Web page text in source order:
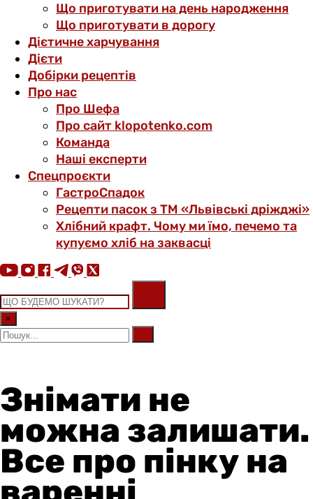
Що приготувати на день народження
Що приготувати в дорогу
Дієтичне харчування
Дієти
Добірки рецептів
Про нас
Про Шефа
Про сайт klopotenko.com
Команда
Наші експерти
Спецпроєкти
ГастроСпадок
Рецепти пасок з ТМ «Львівські дріжджі»
Хлібний крафт. Чому ми їмо, печемо та
купуємо хліб на заквасці
×
Знімати не
можна залишати.
Все про пінку на